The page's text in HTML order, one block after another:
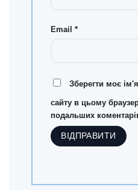
Email *
Зберегти моє
сайту в цьому
подальших